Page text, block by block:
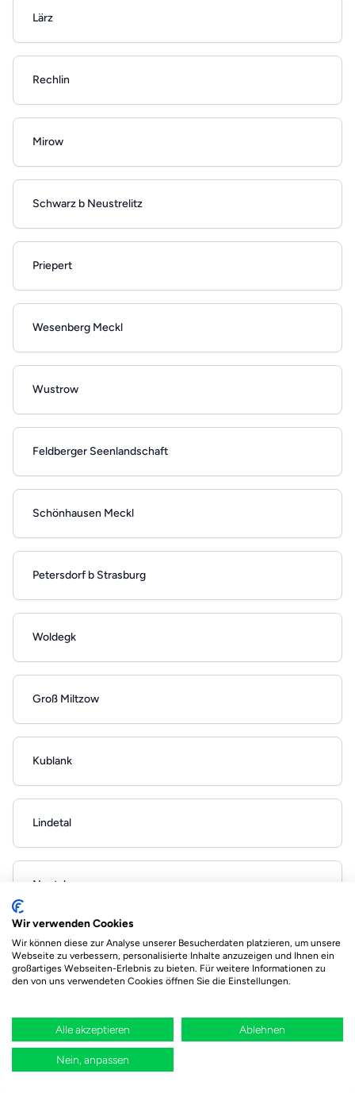
Lärz
Rechlin
Mirow
Schwarz b Neustrelitz
Priepert
Wesenberg Meckl
Wustrow
Feldberger Seenlandschaft
Schönhausen Meckl
Petersdorf b Strasburg
Woldegk
Groß Miltzow
Kublank
Lindetal
Neetzka
Schönbeck Meckl
Containerdienste in Landkreis
Wir verwenden Cookies
Wir können diese zur Analyse unserer Besucherdaten platzieren, um unsere
Webseite zu verbessern, personalisierte Inhalte anzuzeigen und Ihnen ein
großartiges Webseiten-Erlebnis zu bieten. Für weitere Informationen zu
den von uns verwendeten Cookies öffnen Sie die Einstellungen.
Alle akzeptieren Ablehnen
Nein, anpassen